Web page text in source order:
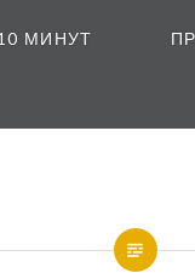
МИНУТ